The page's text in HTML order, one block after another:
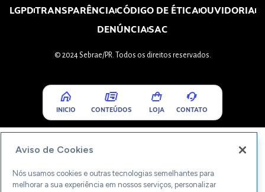
LGPDTRANSPARÊNCIACÓDIGO DE ÉTICAOUVIDORIA
DENÚNCIASAC
© 2024 Sebrae/PR. Todos os direitos reservados.
INICIO CONTEÚDOS LOJA CONTATO
Aviso de Cookies
Nós usamos cookies e outras tecnologias semelhantes para
melhorar a sua experiência em nossos serviços, personalizar